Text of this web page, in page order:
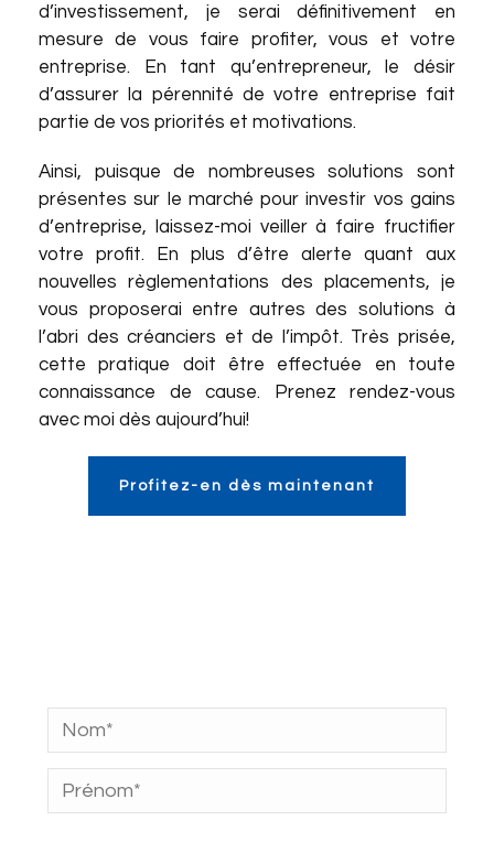
d’investissement, je serai définitivement en
mesure de vous faire profiter, vous et votre
entreprise. En tant qu’entrepreneur, le désir
d’assurer la pérennité de votre entreprise fait
partie de vos priorités et motivations.
Ainsi, puisque de nombreuses solutions sont
présentes sur le marché pour investir vos gains
d’entreprise, laissez-moi veiller à faire fructifier
votre profit. En plus d’être alerte quant aux
nouvelles règlementations des placements, je
vous proposerai entre autres des solutions à
l’abri des créanciers et de l’impôt. Très prisée,
cette pratique doit être effectuée en toute
connaissance de cause. Prenez rendez-vous
avec moi dès aujourd’hui!
Profitez-en dès maintenant